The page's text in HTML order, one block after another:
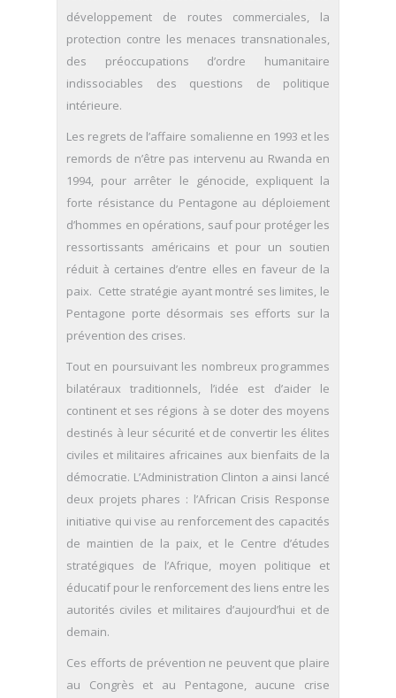
développement de routes commerciales, la
protection contre les menaces transnationales,
des préoccupations d’ordre humanitaire
indissociables des questions de politique
intérieure.
Les regrets de l’affaire somalienne en 1993 et les
remords de n’être pas intervenu au Rwanda en
1994, pour arrêter le génocide, expliquent la
forte résistance du Pentagone au déploiement
d’hommes en opérations, sauf pour protéger les
ressortissants américains et pour un soutien
réduit à certaines d’entre elles en faveur de la
paix. Cette stratégie ayant montré ses limites, le
Pentagone porte désormais ses efforts sur la
prévention des crises.
Tout en poursuivant les nombreux programmes
bilatéraux traditionnels, l’idée est d’aider le
continent et ses régions à se doter des moyens
destinés à leur sécurité et de convertir les élites
civiles et militaires africaines aux bienfaits de la
démocratie. L’Administration Clinton a ainsi lancé
deux projets phares : l’African Crisis Response
initiative qui vise au renforcement des capacités
de maintien de la paix, et le Centre d’études
stratégiques de l’Afrique, moyen politique et
éducatif pour le renforcement des liens entre les
autorités civiles et militaires d’aujourd’hui et de
demain.
Ces efforts de prévention ne peuvent que plaire
au Congrès et au Pentagone, aucune crise